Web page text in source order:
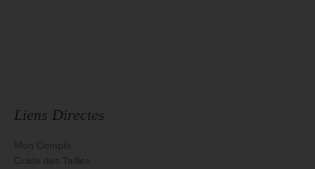
Liens Directes
Mon Compte
Guide des Tailles